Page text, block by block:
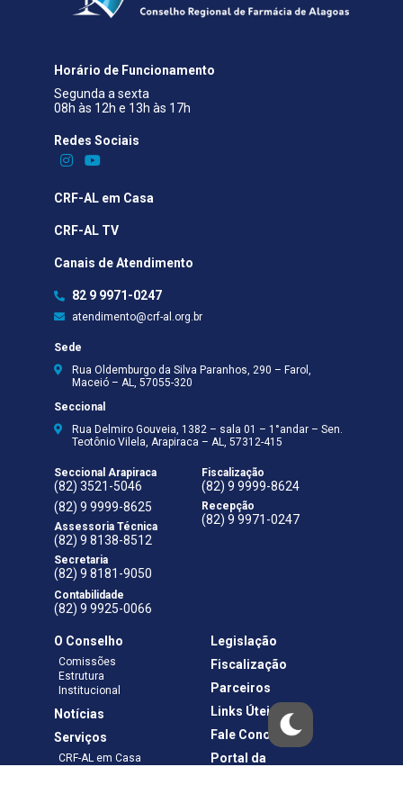
Horário de Funcionamento
Segunda a sexta
08h às 12h e 13h às 17h
Redes Sociais​
CRF-AL em Casa
CRF-AL TV
Canais de Atendimento
82 9 9971-0247
atendimento@crf-al.org.br
Sede
Rua Oldemburgo da Silva Paranhos, 290 – Farol,
Maceió – AL, 57055-320
Seccional
Rua Delmiro Gouveia, 1382 – sala 01 – 1°andar – Sen.
Teotônio Vilela, Arapiraca – AL, 57312-415
Seccional Arapiraca
(82) 3521-5046
(82) 9 9999-8625
Assessoria Técnica
(82) 9 8138-8512
Secretaria
(82) 9 8181-9050
Contabilidade
(82) 9 9925-0066
Fiscalização
(82) 9 9999-8624
Recepção
(82) 9 9971-0247
O Conselho
Comissões
Estrutura
Institucional
Notícias
Serviços
CRF-AL em Casa
Legislação
Fiscalização
Parceiros
Links Úteis
Fale Conosco
Portal da